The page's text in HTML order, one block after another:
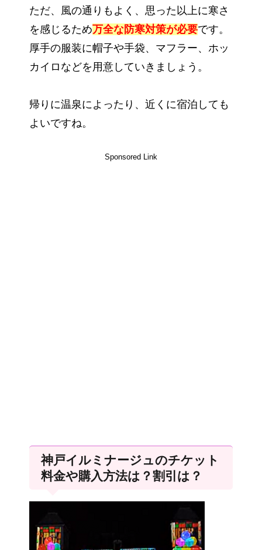
ただ、風の通りもよく、思った以上に寒さ
を感じるため万全な防寒対策が必要です。
厚手の服装に帽子や手袋、マフラー、ホッ
カイロなどを用意していきましょう。
帰りに温泉によったり、近くに宿泊しても
よいですね。
Sponsored Link
神戸イルミナージュのチケット
料金や購入方法は？割引は？